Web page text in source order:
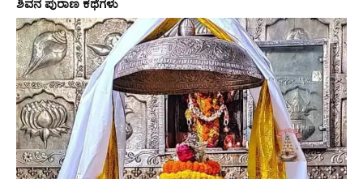
ಶಿವನ ಪುರಾಣ ಕಥೆಗಳು